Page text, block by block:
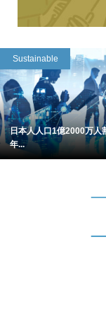
Sustainable
日本人人口1億2000万
年...